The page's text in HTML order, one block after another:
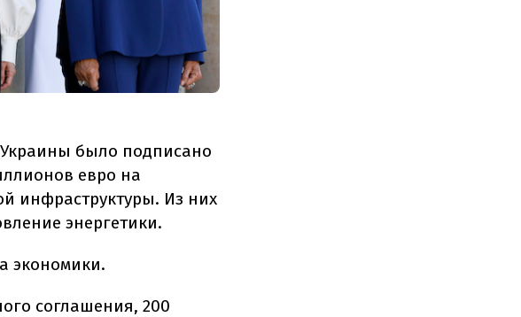
было подписано
евро на
инфраструктуры. Из них
энергетики.
экономики.
соглашения, 200